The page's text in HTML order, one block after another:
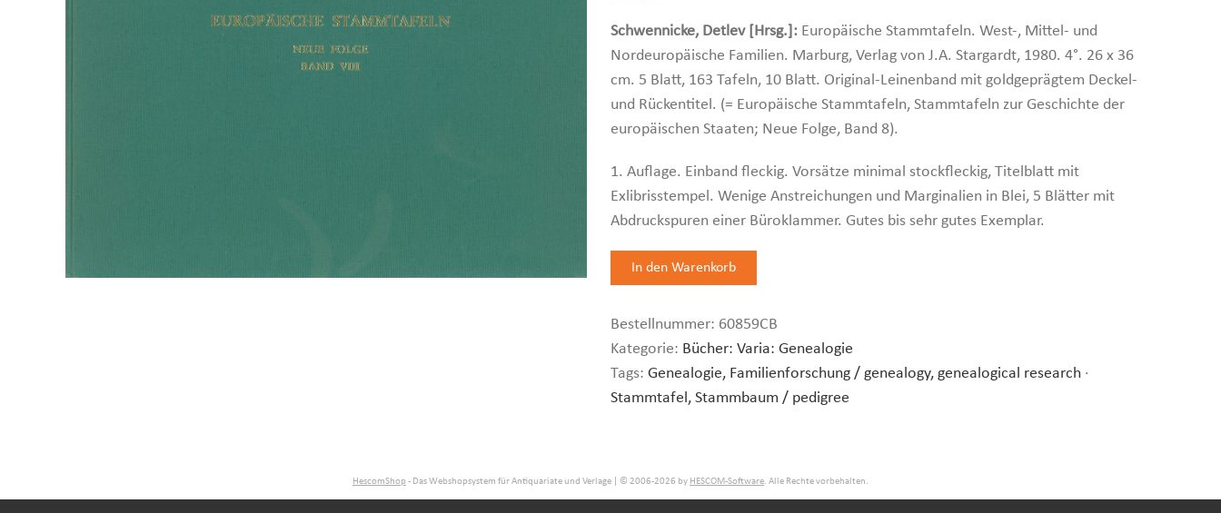
Schwennicke, Detlev [Hrsg.]: Europäische Stammtafeln. West-, Mittel- und
Nordeuropäische Familien. Marburg, Verlag von J.A. Stargardt, 1980. 4°. 26 x 36
cm. 5 Blatt, 163 Tafeln, 10 Blatt. Original-Leinenband mit goldgeprägtem Deckel-
und Rückentitel. (= Europäische Stammtafeln, Stammtafeln zur Geschichte der
europäischen Staaten; Neue Folge, Band 8).
1. Auflage. Einband fleckig. Vorsätze minimal stockfleckig, Titelblatt mit
Exlibrisstempel. Wenige Anstreichungen und Marginalien in Blei, 5 Blätter mit
Abdruckspuren einer Büroklammer. Gutes bis sehr gutes Exemplar.
Bestellnummer: 60859CB
Kategorie: Bücher: Varia: Genealogie
Tags: Genealogie, Familienforschung / genealogy, genealogical research ·
Stammtafel, Stammbaum / pedigree
HescomShop - Das Webshopsystem für Antiquariate und Verlage | © 2006-2026 by HESCOM-Software. Alle Rechte vorbehalten.